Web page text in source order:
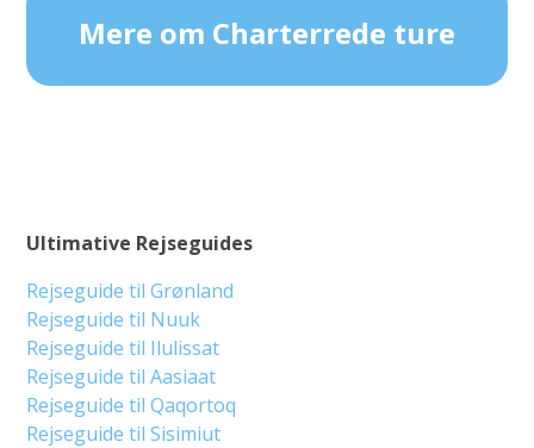
Mere om Charterrede ture
Ultimative Rejseguides
Rejseguide til Grønland
Rejseguide til Nuuk
Rejseguide til Ilulissat
Rejseguide til Aasiaat
Rejseguide til Qaqortoq
Rejseguide til Sisimiut